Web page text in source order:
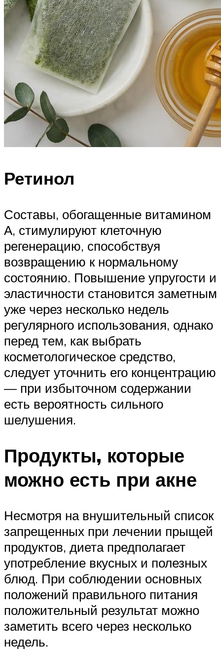
Ретинол
Составы, обогащенные витамином
А, стимулируют клеточную
регенерацию, способствуя
возвращению к нормальному
состоянию. Повышение упругости и
эластичности становится заметным
уже через несколько недель
регулярного использования, однако
перед тем, как выбрать
косметологическое средство,
следует уточнить его концентрацию
— при избыточном содержании
есть вероятность сильного
шелушения.
Продукты, которые
можно есть при акне
Несмотря на внушительный список
запрещенных при лечении прыщей
продуктов, диета предполагает
употребление вкусных и полезных
блюд. При соблюдении основных
положений правильного питания
положительный результат можно
заметить всего через несколько
недель.